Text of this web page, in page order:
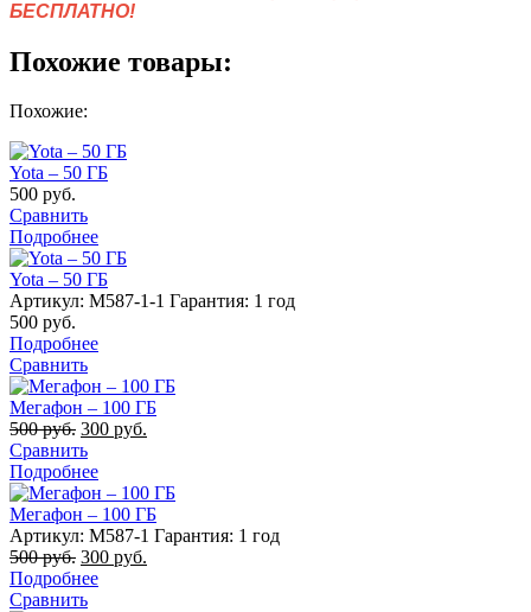
БЕСПЛАТНО!
Похожие товары:
Похожие:
Yota – 50 ГБ
500 руб.
Сравнить
Подробнее
Yota – 50 ГБ
Артикул: M587-1-1 Гарантия: 1 год
500 руб.
Подробнее
Сравнить
Мегафон – 100 ГБ
500руб. 300 руб.
Сравнить
Подробнее
Мегафон – 100 ГБ
Артикул: M587-1 Гарантия: 1 год
500руб. 300 руб.
Подробнее
Сравнить